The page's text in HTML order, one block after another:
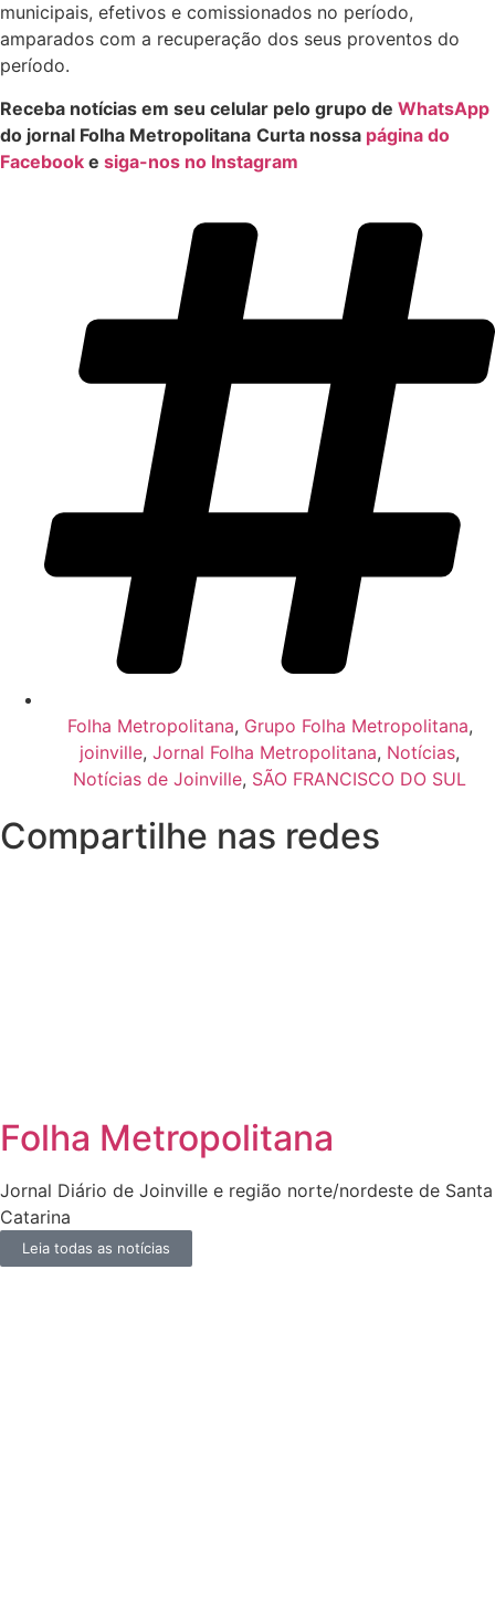
municipais, efetivos e comissionados no período,
amparados com a recuperação dos seus proventos do
período.
Receba notícias em seu celular pelo grupo de WhatsApp
do jornal Folha Metropolitana Curta nossa página do
Facebook e siga-nos no Instagram
Folha Metropolitana, Grupo Folha Metropolitana,
joinville, Jornal Folha Metropolitana, Notícias,
Notícias de Joinville, SÃO FRANCISCO DO SUL
Compartilhe nas redes
Folha Metropolitana
Jornal Diário de Joinville e região norte/nordeste de Santa
Catarina
Leia todas as notícias